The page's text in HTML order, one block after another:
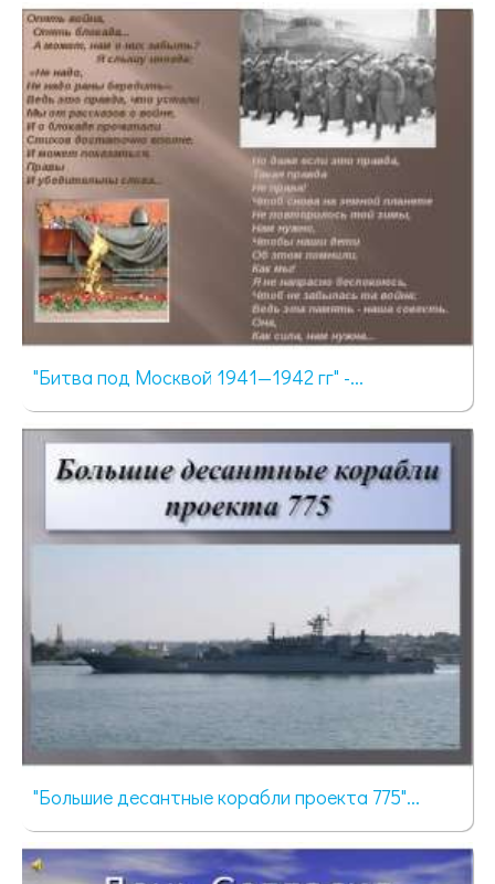
2877 просмотров
"Битва под Москвой 1941—1942 гг" -...
3705 просмотров
"Большие десантные корабли проекта 775"...
3023 просмотра